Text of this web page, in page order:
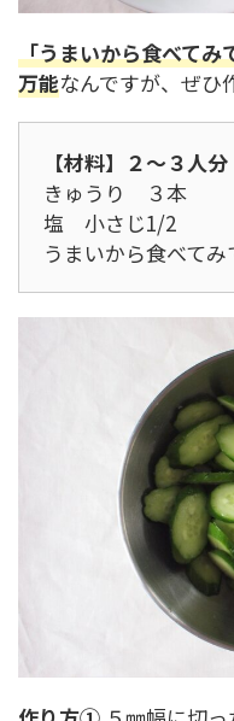
「うまいから食べてみ
万能なんですが、ぜひ
【材料】２～３人分
きゅうり ３本
塩 小さじ1/2
うまいから食べて